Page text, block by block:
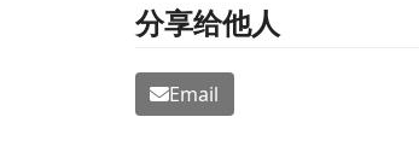
分享给他人
Email